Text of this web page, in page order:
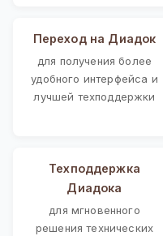
Переход на Диадок
для получения более
удобного интерфейса и
лучшей техподдержки
Техподдержка
Диадока
для мгновенного
решения технических